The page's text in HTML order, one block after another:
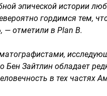
эпической истории
гордимся тем,
отметили в Plan B.
Бен Зайтлин обладает
в тех частях